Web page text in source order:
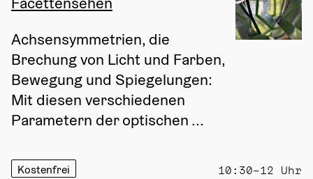
Achsensymmetrien, die
Brechung von Licht und Farben,
Bewegung und Spiegelungen:
Mit diesen verschiedenen
Parametern der optischen ...
Kostenfrei 10:30–12 Uhr